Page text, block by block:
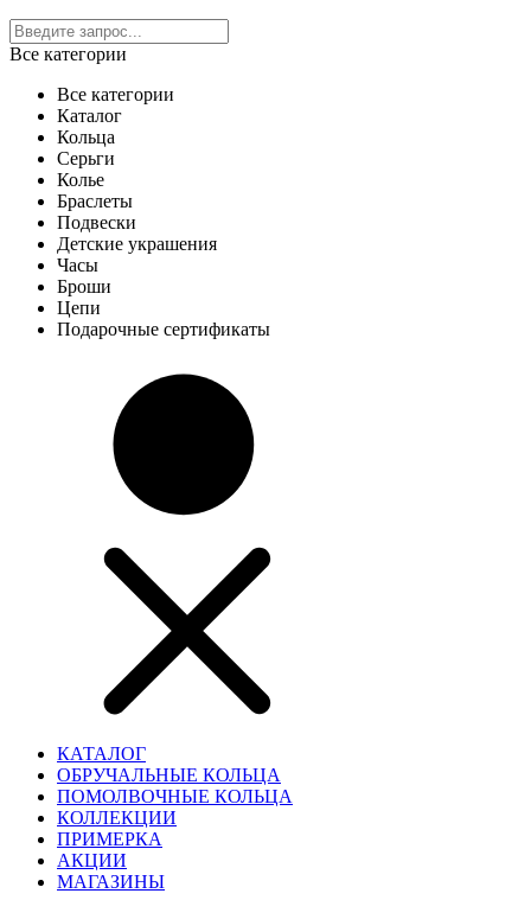
Все категории
Все категории
Каталог
Кольца
Серьги
Колье
Браслеты
Подвески
Детские украшения
Часы
Броши
Цепи
Подарочные сертификаты
КАТАЛОГ
ОБРУЧАЛЬНЫЕ КОЛЬЦА
ПОМОЛВОЧНЫЕ КОЛЬЦА
КОЛЛЕКЦИИ
ПРИМЕРКА
АКЦИИ
МАГАЗИНЫ